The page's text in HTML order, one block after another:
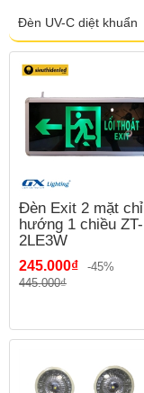
Đèn UV-C diệt khuẩn
Đèn Exit 2 mặt chỉ
hướng 1 chiều ZT-
2LE3W
245.000₫
-45%
445.000₫